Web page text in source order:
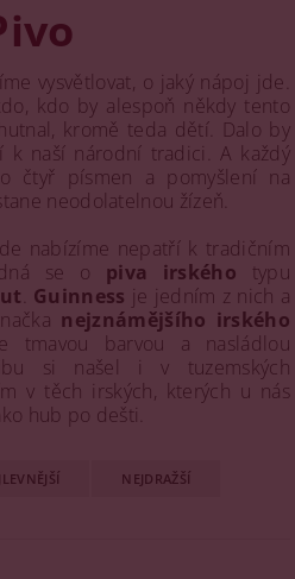
vysvětlovat, o jaký nápoj jde.
kdo by alespoň někdy tento
kromě teda dětí. Dalo by
naší národní tradici. A každý
čtyř písmen a pomyšlení na
neodolatelnou žízeň.
nabízíme nepatří k tradičním
se o piva irského typu
Guinness je jedním z nich a
nejznámějšího irského
tmavou barvou a nasládlou
si našel i v tuzemských
v těch irských, kterých u nás
hub po dešti.
NEJDRAŽŠÍ